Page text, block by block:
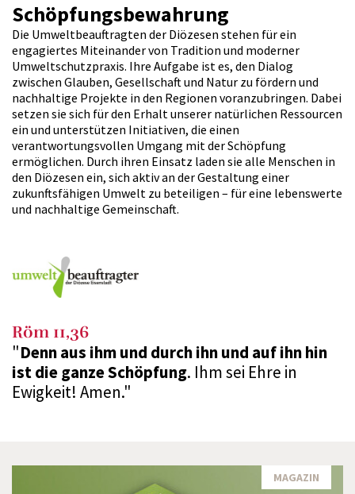
Schöpfungsbewahrung
Die Umweltbeauftragten der Diözesen stehen für ein
engagiertes Miteinander von Tradition und moderner
Umweltschutzpraxis. Ihre Aufgabe ist es, den Dialog
zwischen Glauben, Gesellschaft und Natur zu fördern und
nachhaltige Projekte in den Regionen voranzubringen. Dabei
setzen sie sich für den Erhalt unserer natürlichen Ressourcen
ein und unterstützen Initiativen, die einen
verantwortungsvollen Umgang mit der Schöpfung
ermöglichen. Durch ihren Einsatz laden sie alle Menschen in
den Diözesen ein, sich aktiv an der Gestaltung einer
zukunftsfähigen Umwelt zu beteiligen – für eine lebenswerte
und nachhaltige Gemeinschaft.
Röm 11,36
"Denn aus ihm und durch ihn und auf ihn hin
ist die ganze Schöpfung. Ihm sei Ehre in
Ewigkeit! Amen."
MAGAZIN